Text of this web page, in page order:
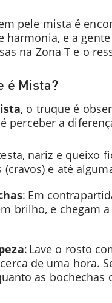
pele mista é
harmonia, e a
na Zona T e o
é Mista?
, o truque é
perceber a
nariz e queixo
e até
: Em
brilho, e chegam
: Lave o rosto
de uma hora.
as